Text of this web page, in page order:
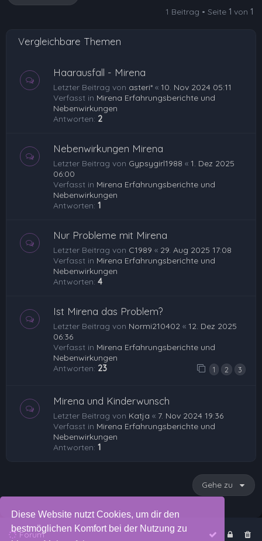
Diese Website nutzt Cookies, um dir den
bestmöglichen Komfort bei der Nutzung zu
b
1 Beitrag • Seite 1 von 1
Vergleichbare Themen
Haarausfall - Mirena
Letzter Beitrag von asteri* « 10. Nov 2024 05:11
Verfasst in Mirena Erfahrungsberichte und
Nebenwirkungen
Antworten: 2
Nebenwirkungen Mirena
Letzter Beitrag von Gypsygirl1988 « 1. Dez 2025
06:00
Verfasst in Mirena Erfahrungsberichte und
Nebenwirkungen
Antworten: 1
Nur Probleme mit Mirena
Letzter Beitrag von C1989 « 29. Aug 2025 17:08
Verfasst in Mirena Erfahrungsberichte und
Nebenwirkungen
Antworten: 4
Ist Mirena das Problem?
Letzter Beitrag von Normi210402 « 12. Dez 2025
06:36
Verfasst in Mirena Erfahrungsberichte und
Nebenwirkungen
Antworten: 23 1 2 3
Mirena und Kinderwunsch
Letzter Beitrag von Katja « 7. Nov 2024 19:36
Verfasst in Mirena Erfahrungsberichte und
Nebenwirkungen
Antworten: 1
Gehe zu
Forum